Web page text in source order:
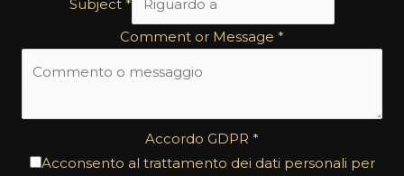
Subject*
Comment or Message *
Accordo GDPR *
Acconsento al trattamento dei dati personali per